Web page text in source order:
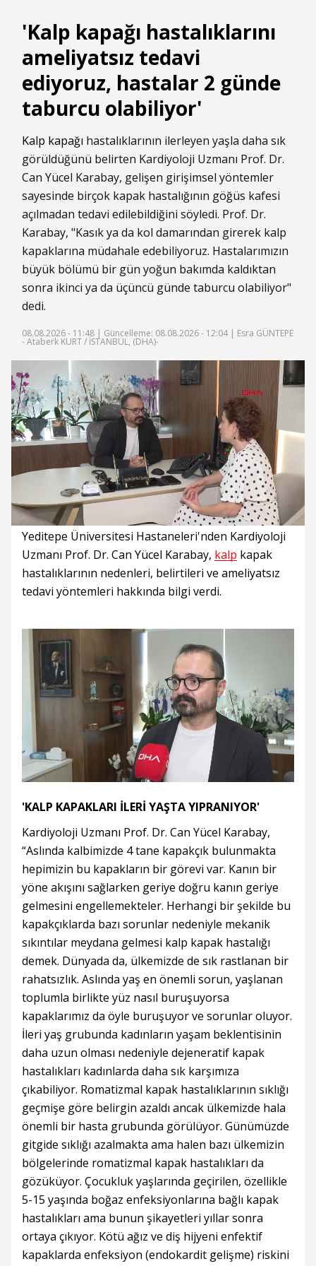
'Kalp kapağı hastalıklarını
ameliyatsız tedavi
ediyoruz, hastalar 2 günde
taburcu olabiliyor'
Kalp kapağı hastalıklarının ilerleyen yaşla daha sık
görüldüğünü belirten Kardiyoloji Uzmanı Prof. Dr.
Can Yücel Karabay, gelişen girişimsel yöntemler
sayesinde birçok kapak hastalığının göğüs kafesi
açılmadan tedavi edilebildiğini söyledi. Prof. Dr.
Karabay, "Kasık ya da kol damarından girerek kalp
kapaklarına müdahale edebiliyoruz. Hastalarımızın
büyük bölümü bir gün yoğun bakımda kaldıktan
sonra ikinci ya da üçüncü günde taburcu olabiliyor"
dedi.
08.08.2026 - 11:48 | Güncelleme: 08.08.2026 - 12:04 | Esra GÜNTEPE
- Ataberk KURT / İSTANBUL, (DHA)-
Süre
0%
0%
Yeditepe Üniversitesi Hastaneleri'nden Kardiyoloji
Uzmanı Prof. Dr. Can Yücel Karabay, kalp kapak
hastalıklarının nedenleri, belirtileri ve ameliyatsız
tedavi yöntemleri hakkında bilgi verdi.
'KALP KAPAKLARI İLERİ YAŞTA YIPRANIYOR'
Kardiyoloji Uzmanı Prof. Dr. Can Yücel Karabay,
“Aslında kalbimizde 4 tane kapakçık bulunmakta
hepimizin bu kapakların bir görevi var. Kanın bir
yöne akışını sağlarken geriye doğru kanın geriye
gelmesini engellemekteler. Herhangi bir şekilde bu
kapakçıklarda bazı sorunlar nedeniyle mekanik
sıkıntılar meydana gelmesi kalp kapak hastalığı
demek. Dünyada da, ülkemizde de sık rastlanan bir
rahatsızlık. Aslında yaş en önemli sorun, yaşlanan
toplumla birlikte yüz nasıl buruşuyorsa
kapaklarımız da öyle buruşuyor ve sorunlar oluyor.
İleri yaş grubunda kadınların yaşam beklentisinin
daha uzun olması nedeniyle dejeneratif kapak
hastalıkları kadınlarda daha sık karşımıza
çıkabiliyor. Romatizmal kapak hastalıklarının sıklığı
geçmişe göre belirgin azaldı ancak ülkemizde hala
önemli bir hasta grubunda görülüyor. Günümüzde
gitgide sıklığı azalmakta ama halen bazı ülkemizin
bölgelerinde romatizmal kapak hastalıkları da
gözüküyor. Çocukluk yaşlarında geçirilen, özellikle
5-15 yaşında boğaz enfeksiyonlarına bağlı kapak
hastalıkları ama bunun şikayetleri yıllar sonra
ortaya çıkıyor. Kötü ağız ve diş hijyeni enfektif
kapaklarda enfeksiyon (endokardit gelişme) riskini